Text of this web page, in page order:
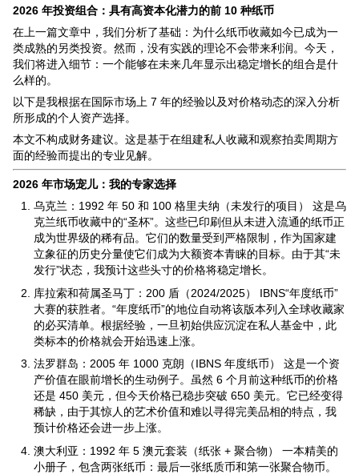
2026 年投资组合：具有高资本化潜力的前 10 种纸币
在上一篇文章中，我们分析了基础：为什么纸币收藏如今已成为一
类成熟的另类投资。然而，没有实践的理论不会带来利润。今天，
我们将进入细节：一个能够在未来几年显示出稳定增长的组合是什
么样的。
以下是我根据在国际市场上 7 年的经验以及对价格动态的深入分析
所形成的个人资产选择。
本文不构成财务建议。这是基于在组建私人收藏和观察拍卖周期方
面的经验而提出的专业见解。
2026 年市场宠儿：我的专家选择
乌克兰：1992 年 50 和 100 格里夫纳（未发行的项目） 这是乌
克兰纸币收藏中的“圣杯”。这些已印刷但从未进入流通的纸币正
成为世界级的稀有品。它们的数量受到严格限制，作为国家建
立象征的历史分量使它们成为大额资本青睐的目标。由于其“未
发行”状态，我预计这些头寸的价格将稳定增长。
库拉索和荷属圣马丁：200 盾（2024/2025） IBNS“年度纸币”
大赛的获胜者。“年度纸币”的地位自动将该版本列入全球收藏家
的必买清单。根据经验，一旦初始供应沉淀在私人基金中，此
类标本的价格就会开始迅速上涨。
法罗群岛：2005 年 1000 克朗（IBNS 年度纸币） 这是一个资
产价值在眼前增长的生动例子。虽然 6 个月前这种纸币的价格
还是 450 美元，但今天价格已稳步突破 650 美元。它已经变得
稀缺，由于其惊人的艺术价值和难以寻得完美品相的特点，我
预计价格还会进一步上涨。
澳大利亚：1992 年 5 澳元套装（纸张 + 聚合物） 一本精美的
小册子，包含两张纸币：最后一张纸质币和第一张聚合物币。